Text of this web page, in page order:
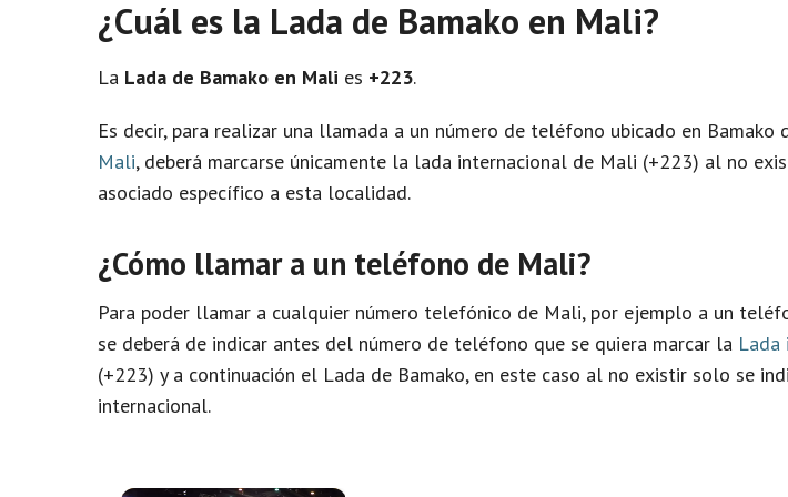
¿Cuál es la Lada de Bamako en Mali?
La Lada de Bamako en Mali es +223.
Es decir, para realizar una llamada a un número de teléfono ubicado en Bamako
Mali, deberá marcarse únicamente la lada internacional de Mali (+223) al no
asociado específico a esta localidad.
¿Cómo llamar a un teléfono de Mali?
Para poder llamar a cualquier número telefónico de Mali, por ejemplo a un
se deberá de indicar antes del número de teléfono que se quiera marcar la
(+223) y a continuación el Lada de Bamako, en este caso al no existir solo se
internacional.